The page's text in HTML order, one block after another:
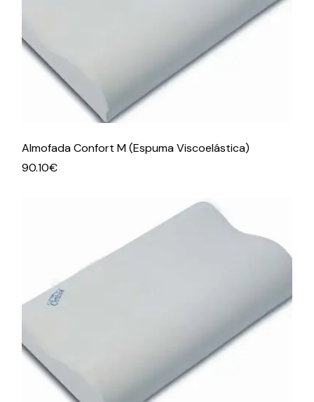
Almofada Confort M (Espuma Viscoelástica)
90.10€